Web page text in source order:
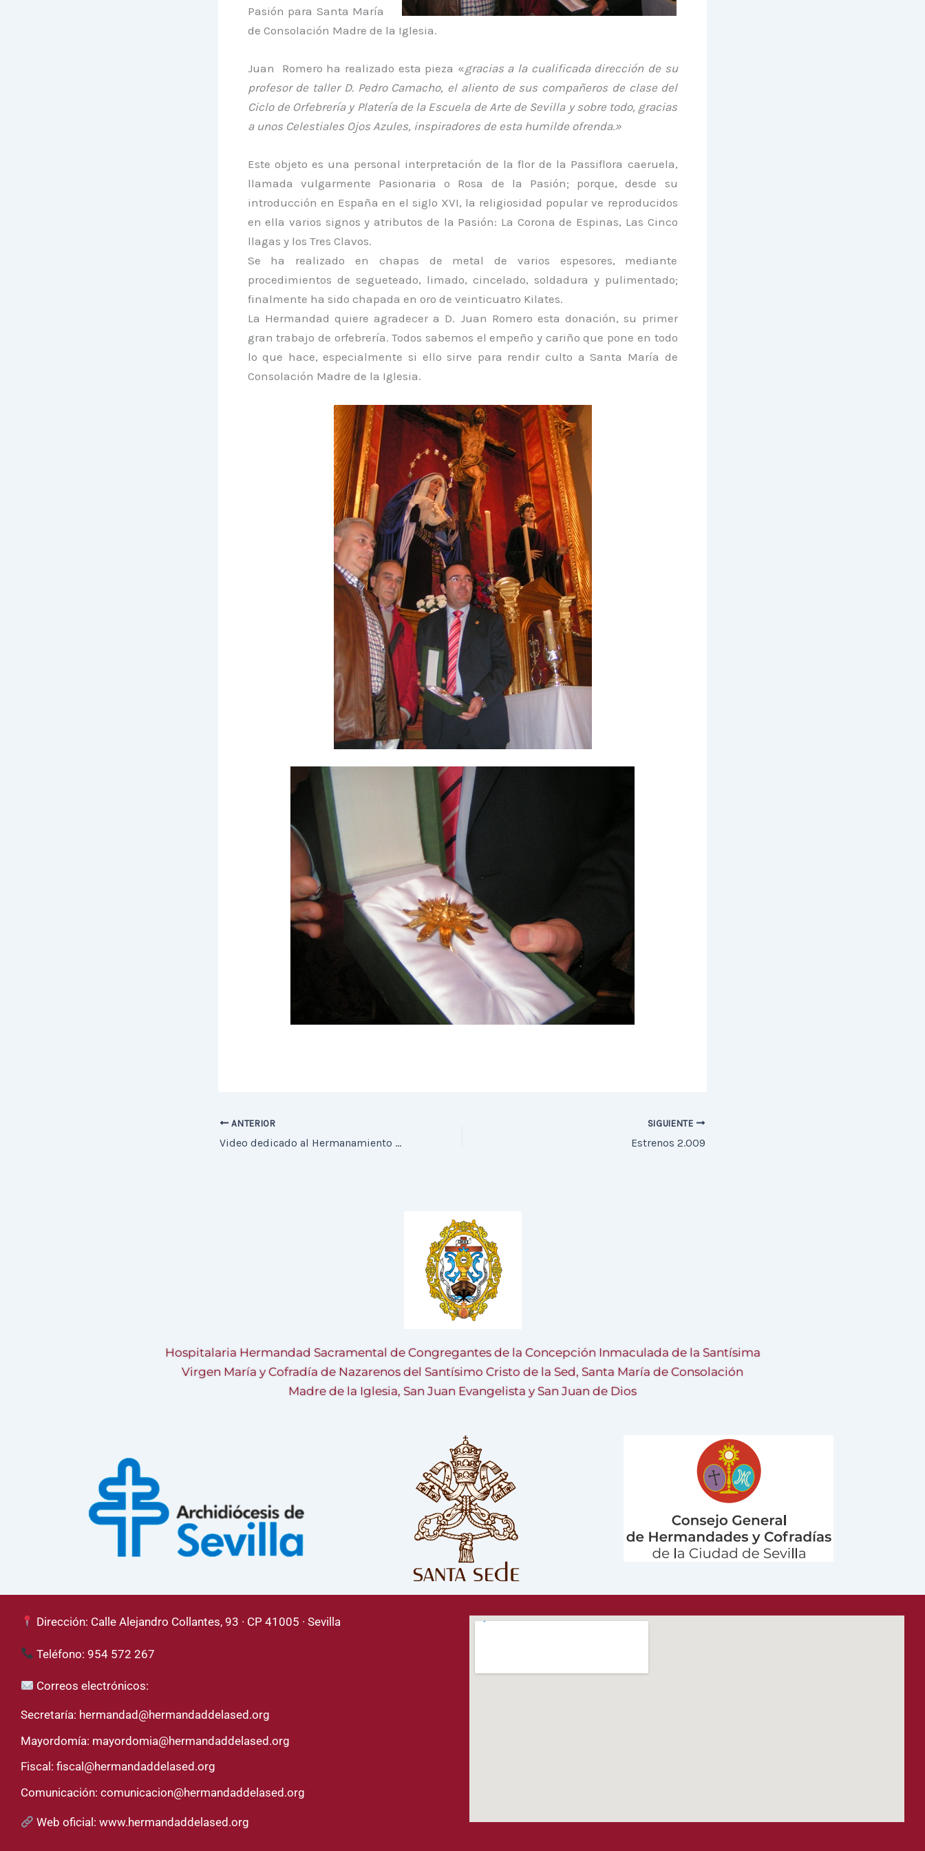
Pasión para Santa María
de Consolación Madre de la Iglesia.
Juan Romero ha realizado esta pieza «gracias a la cualificada dirección de su
profesor de taller D. Pedro Camacho, el aliento de sus compañeros de clase del
Ciclo de Orfebrería y Platería de la Escuela de Arte de Sevilla y sobre todo, gracias
a unos Celestiales Ojos Azules, inspiradores de esta humilde ofrenda.»
Este objeto es una personal interpretación de la flor de la Passiflora caeruela,
llamada vulgarmente Pasionaria o Rosa de la Pasión; porque, desde su
introducción en España en el siglo XVI, la religiosidad popular ve reproducidos
en ella varios signos y atributos de la Pasión: La Corona de Espinas, Las Cinco
llagas y los Tres Clavos.
Se ha realizado en chapas de metal de varios espesores, mediante
procedimientos de segueteado, limado, cincelado, soldadura y pulimentado;
finalmente ha sido chapada en oro de veinticuatro Kilates.
La Hermandad quiere agradecer a D. Juan Romero esta donación, su primer
gran trabajo de orfebrería. Todos sabemos el empeño y cariño que pone en todo
lo que hace, especialmente si ello sirve para rendir culto a Santa María de
Consolación Madre de la Iglesia.
ANTERIOR
Video dedicado al Hermanamiento con San Pablo
SIGUIENTE
Estrenos 2.009
Hospitalaria Hermandad Sacramental de Congregantes de la Concepción Inmaculada de la Santísima
Virgen María y Cofradía de Nazarenos del Santísimo Cristo de la Sed, Santa María de Consolación
Madre de la Iglesia, San Juan Evangelista y San Juan de Dios
Dirección: Calle Alejandro Collantes, 93 · CP 41005 · Sevilla
Teléfono: 954 572 267
Correos electrónicos:
Secretaría: hermandad@hermandaddelased.org
Mayordomía: mayordomia@hermandaddelased.org
Fiscal: fiscal@hermandaddelased.org
Comunicación: comunicacion@hermandaddelased.org
Web oficial:www.hermandaddelased.org